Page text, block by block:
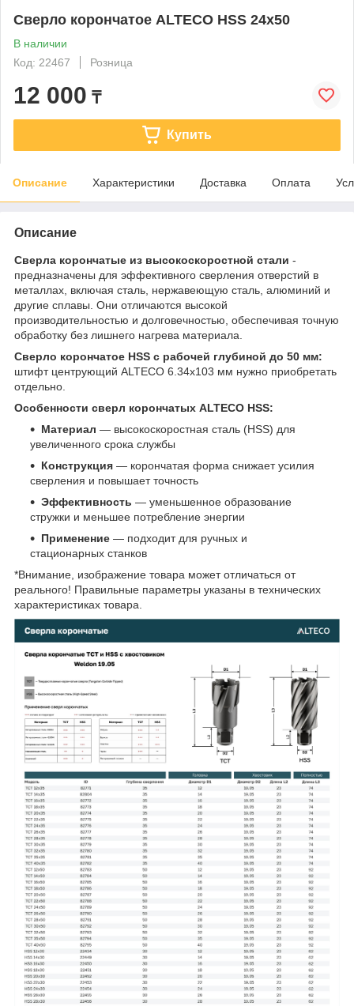
Сверло корончатое ALTECO HSS 24x50
В наличии
Код: 22467
Розница
12 000 ₸
Купить
Описание Характеристики Доставка Оплата
Описание
Сверла корончатые из высокоскоростной стали -
предназначены для эффективного сверления отверстий в
металлах, включая сталь, нержавеющую сталь, алюминий и
другие сплавы. Они отличаются высокой
производительностью и долговечностью, обеспечивая точную
обработку без лишнего нагрева материала.
Сверло корончатое HSS с рабочей глубиной до 50 мм:
штифт центрующий ALTECO 6.34х103 мм нужно приобретать
отдельно.
Особенности сверл корончатых ALTECO HSS:
Материал — высокоскоростная сталь (HSS) для
увеличенного срока службы
Конструкция — корончатая форма снижает усилия
сверления и повышает точность
Эффективность — уменьшенное образование
стружки и меньшее потребление энергии
Применение — подходит для ручных и
стационарных станков
*Внимание, изображение товара может отличаться от
реального! Правильные параметры указаны в технических
характеристиках товара.